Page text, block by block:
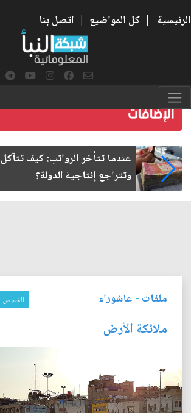
الرئيسية | كل المواضيع | اتصل بنا
صمت الطريق بعد الأربعين
ملفات - عاشوراء الخميس 23 تشرين الثاني 2017
ملائكة الأرض